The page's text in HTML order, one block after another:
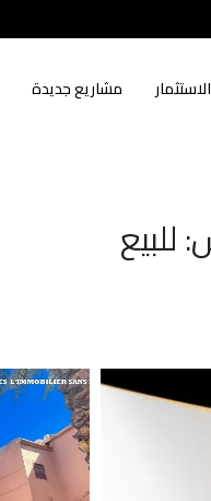
الاستثمار مشاريع جديدة